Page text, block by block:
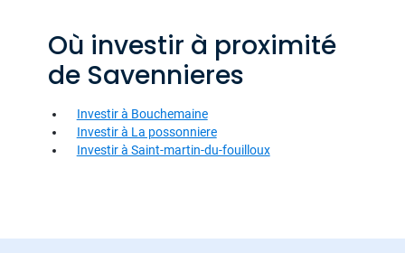
Où investir à proximité
de Savennieres
Investir à Bouchemaine
Investir à La possonniere
Investir à Saint-martin-du-fouilloux